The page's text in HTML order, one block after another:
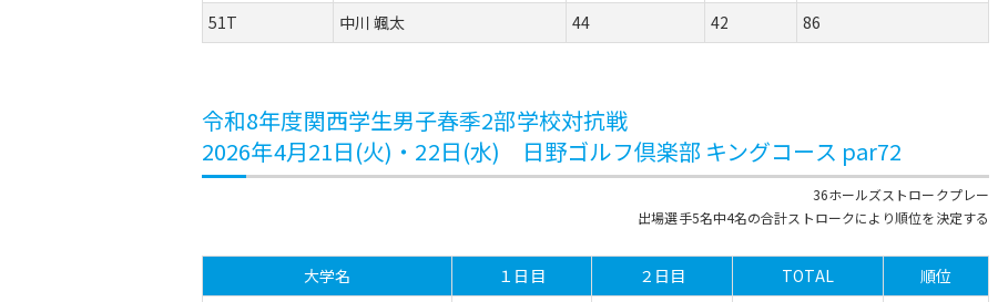
51T
中川 颯太 44 42 86
令和8年度関西学生男子春季2部学校対抗戦
2026年4月21日(火)・22日(水) 日野ゴルフ倶楽部 キングコース par72
36ホールズストロークプレー
出場選手5名中4名の合計ストロークにより順位を決定する
大学名 １日目 ２日目 TOTAL
順位